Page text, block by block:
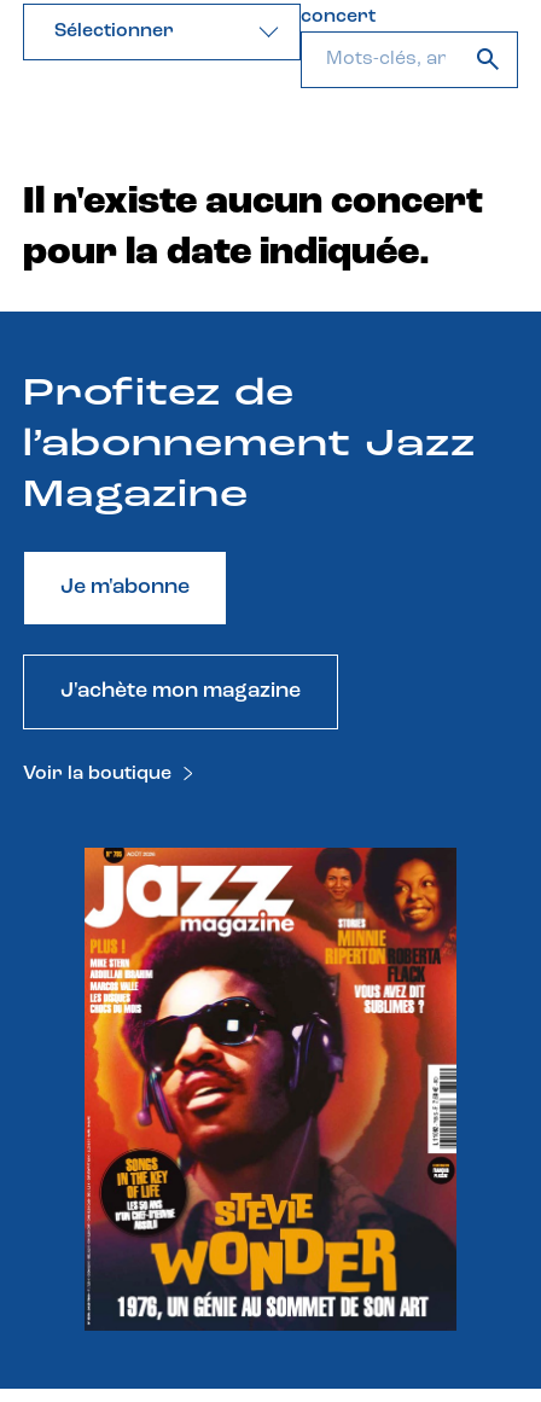
Sélectionner
concert
Il n'existe aucun concert
pour la date indiquée.
Profitez de
l’abonnement Jazz
Magazine
Je m'abonne
J'achète mon magazine
Voir la boutique